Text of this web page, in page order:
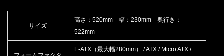
サイズ
高さ：520mm 幅：230mm 奥行き：
522mm
E-ATX（最大幅280mm） / ATX / Micro ATX /